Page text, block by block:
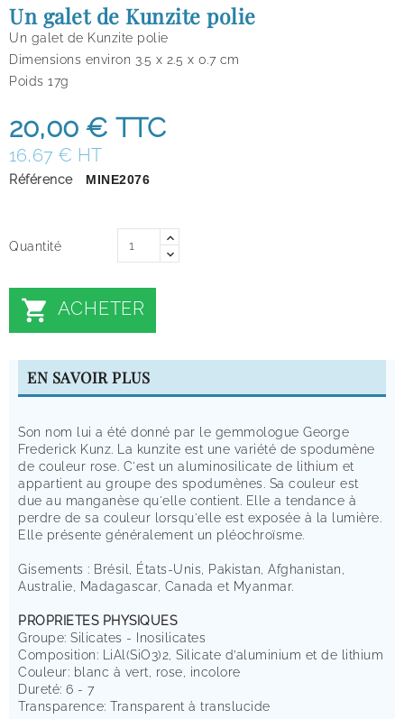
Un galet de Kunzite polie
Un galet de Kunzite polie
Dimensions environ 3.5 x 2.5 x 0.7 cm
Poids 17g
20,00 € TTC
16,67 € HT
Référence MINE2076
Quantité
 ACHETER
EN SAVOIR PLUS
Son nom lui a été donné par le gemmologue George
Frederick Kunz. La kunzite est une variété de spodumène
de couleur rose. C'est un aluminosilicate de lithium et
appartient au groupe des spodumènes. Sa couleur est
due au manganèse qu'elle contient. Elle a tendance à
perdre de sa couleur lorsqu'elle est exposée à la lumière.
Elle présente généralement un pléochroïsme.
Gisements : Brésil, États-Unis, Pakistan, Afghanistan,
Australie, Madagascar, Canada et Myanmar.
PROPRIETES PHYSIQUES
Groupe: Silicates - Inosilicates
Composition: LiAl(SiO3)2, Silicate d’aluminium et de lithium
Couleur: blanc à vert, rose, incolore
Dureté: 6 - 7
Transparence: Transparent à translucide